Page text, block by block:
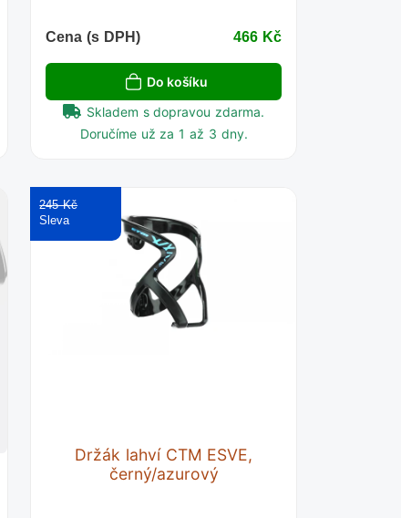
Cena (s DPH) 466 Kč
Do košíku
Skladem s dopravou zdarma.
Doručíme už za 1 až 3 dny.
Držák lahví CTM ESVE,
černý/azurový
245 Kč